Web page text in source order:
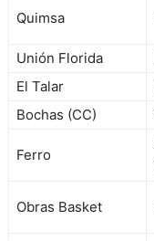
Quimsa
Unión Florida
El Talar
Bochas (CC)
Ferro
Obras Basket